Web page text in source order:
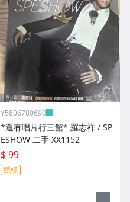
Y5806780690
*還有唱片行三館* 羅志祥 / SP
ESHOW 二手 XX1152
$ 99
競標